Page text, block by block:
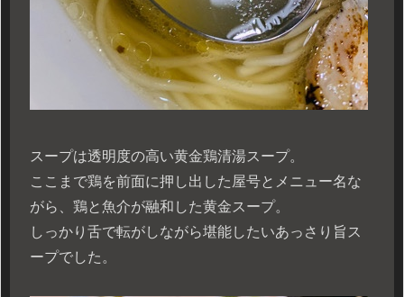
スープは透明度の高い黄金鶏清湯スープ。
ここまで鶏を前面に押し出した屋号とメニュー名な
がら、鶏と魚介が融和した黄金スープ。
しっかり舌で転がしながら堪能したいあっさり旨ス
ープでした。